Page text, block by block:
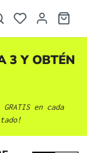
3 Y OBTÉN
en cada